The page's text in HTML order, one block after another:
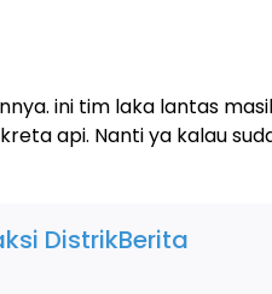
ini tim laka lantas
api. Nanti ya kalau
DistrikBerita